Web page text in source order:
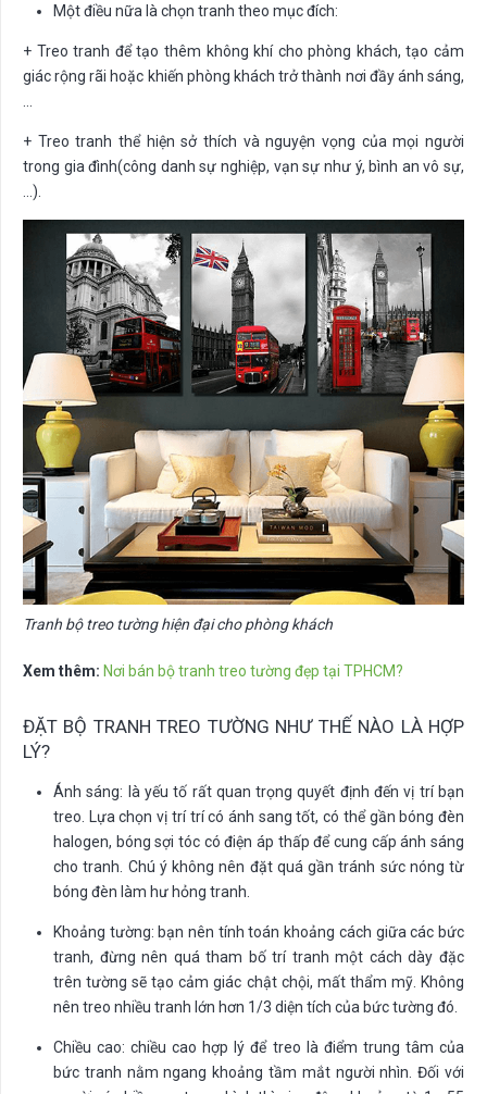
Một điều nữa là chọn tranh theo mục đích:
+ Treo tranh để tạo thêm không khí cho phòng khách, tạo cảm
giác rộng rãi hoặc khiến phòng khách trở thành nơi đầy ánh sáng,
+ Treo tranh thể hiện sở thích và nguyện vọng của mọi người
trong gia đình(công danh sự nghiệp, vạn sự như ý, bình an vô sự,
…).
Tranh bộ treo tường hiện đại cho phòng khách
Xem thêm: Nơi bán bộ tranh treo tường đẹp tại TPHCM?
ĐẶT BỘ TRANH TREO TƯỜNG NHƯ THẾ NÀO LÀ HỢP
LÝ?
Ánh sáng: là yếu tố rất quan trọng quyết định đến vị trí bạn
treo. Lựa chọn vị trí trí có ánh sang tốt, có thể gần bóng đèn
halogen, bóng sợi tóc có điện áp thấp để cung cấp ánh sáng
cho tranh. Chú ý không nên đặt quá gần tránh sức nóng từ
bóng đèn làm hư hỏng tranh.
Khoảng tường: bạn nên tính toán khoảng cách giữa các bức
tranh, đừng nên quá tham bố trí tranh một cách dày đặc
trên tường sẽ tạo cảm giác chật chội, mất thẩm mỹ. Không
nên treo nhiều tranh lớn hơn 1/3 diện tích của bức tường đó.
Chiều cao: chiều cao hợp lý để treo là điểm trung tâm của
bức tranh nằm ngang khoảng tầm mắt người nhìn. Đối với